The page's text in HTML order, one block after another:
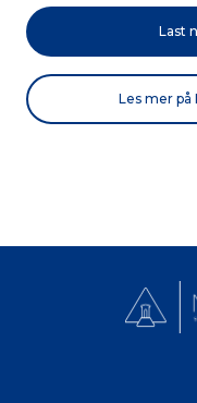
Last
Les mer